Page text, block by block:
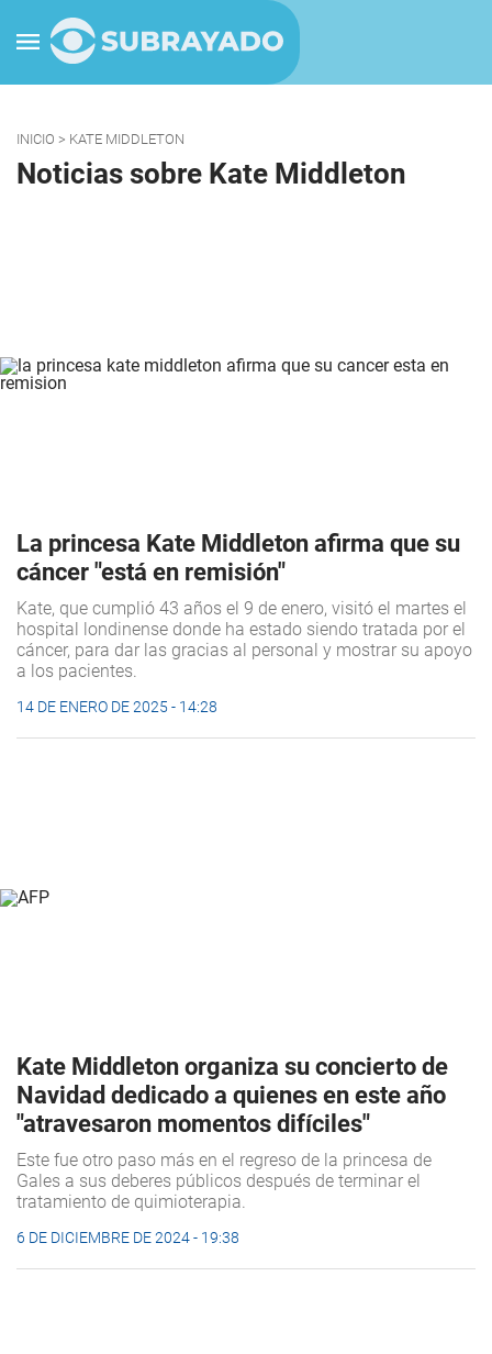
INICIO > KATE MIDDLETON
Noticias sobre Kate Middleton
La princesa Kate Middleton afirma que su
cáncer "está en remisión"
Kate, que cumplió 43 años el 9 de enero, visitó el martes el
hospital londinense donde ha estado siendo tratada por el
cáncer, para dar las gracias al personal y mostrar su apoyo
a los pacientes.
14 DE ENERO DE 2025 - 14:28
Kate Middleton organiza su concierto de
Navidad dedicado a quienes en este año
"atravesaron momentos difíciles"
Este fue otro paso más en el regreso de la princesa de
Gales a sus deberes públicos después de terminar el
tratamiento de quimioterapia.
6 DE DICIEMBRE DE 2024 - 19:38